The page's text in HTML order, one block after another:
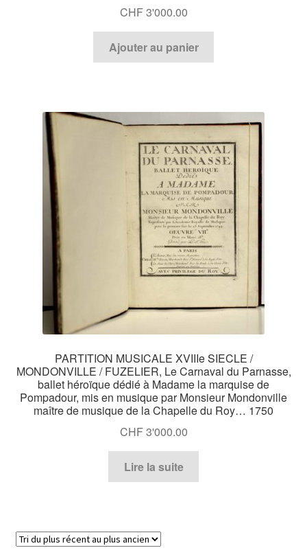
CHF3'000.00
Ajouter au panier
PARTITION MUSICALE XVIIIe SIECLE /
MONDONVILLE / FUZELIER, Le Carnaval du Parnasse,
ballet héroïque dédié à Madame la marquise de
Pompadour, mis en musique par Monsieur Mondonville
maître de musique de la Chapelle du Roy… 1750
CHF3'000.00
Lire la suite